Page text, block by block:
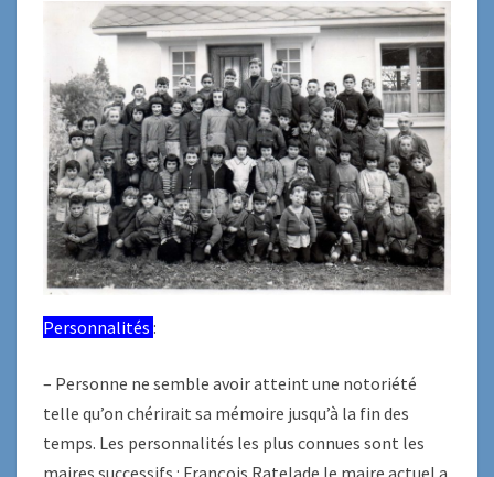
Personnalités :
– Personne ne semble avoir atteint une notoriété
telle qu’on chérirait sa mémoire jusqu’à la fin des
temps. Les personnalités les plus connues sont les